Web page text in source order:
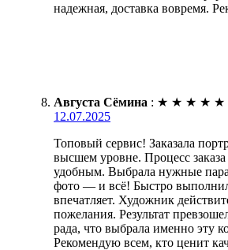
надежная, доставка вовремя.
Августа Сёмина : ★ ★ ★ ★ ★
12.07.2025
Топовый сервис! Заказала
высшем уровне. Процесс
удобным. Выбрала нужные
фото — и всё! Быстро
впечатляет. Художник
пожелания. Результат
рада, что выбрала именно эту
Рекомендую всем, кто ценит